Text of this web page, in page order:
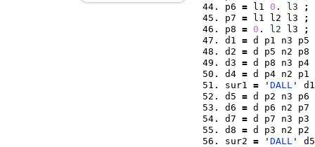
p6 = l1 0 . l3
;
p7 = l1 l2 l3
;
p8 = 0 . l2 l3
;
d1 = d p1 n3 p5
d2 = d p5 n2 p8
d3 = d p8 n3 p4
d4 = d p4 n2 p1
sur1 = ' DALL '
d5 = d p2 n3 p6
d6 = d p6 n2 p7
d7 = d p7 n3 p3
d8 = d p3 n2 p2
sur2 = ' DALL '